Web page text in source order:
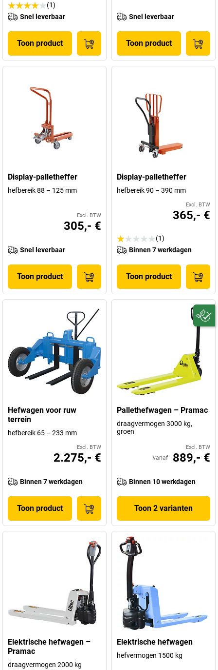
(1)
Snel leverbaar
Toon product
Snel leverbaar
Toon product
Display-palletheffer
hefbereik 88 – 125 mm
Excl. BTW
305,- €
Snel leverbaar
Toon product
Display-palletheffer
hefbereik 90 – 390 mm
Excl. BTW
365,- €
(1)
Binnen 7 werkdagen
Toon product
Hefwagen voor ruw
terrein
hefbereik 65 – 233 mm
Excl. BTW
2.275,- €
Binnen 7 werkdagen
Toon product
Pallethefwagen – Pramac
draagvermogen 3000 kg,
groen
Excl. BTW
vanaf 889,- €
Binnen 10 werkdagen
Toon 2 varianten
Elektrische hefwagen –
Pramac
draagvermogen 2000 kg
Elektrische hefwagen
hefvermogen 1500 kg